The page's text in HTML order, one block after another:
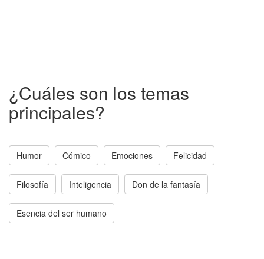
¿Cuáles son los temas
principales?
Humor Cómico Emociones Felicidad
Filosofía Inteligencia Don de la fantasía
Esencia del ser humano